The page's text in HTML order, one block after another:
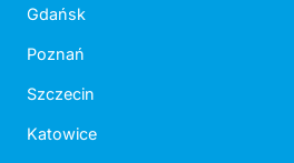
Gdańsk
Poznań
Szczecin
Katowice